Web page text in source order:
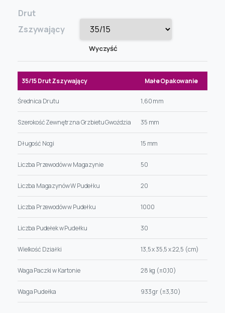
Drut
Zszywający
Wyczyść
35/15 Drut Zszywający Małe Opakowanie
Średnica Drutu 1,60 mm
Szerokość Zewnętrzna Grzbietu Gwoździa 35 mm
Długość Nogi 15 mm
Liczba Przewodów w Magazynie 50
Liczba Magazynów W Pudełku 20
Liczba Przewodów w Pudełku 1000
Liczba Pudełek w Pudełku 30
Wielkość Działki 13,5 x 35,5 x 22,5 (cm)
Waga Paczki w Kartonie 28 kg (±0,10)
Waga Pudełka 933 gr (±3,30)